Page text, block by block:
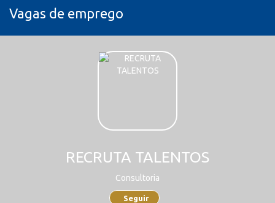
Vagas de emprego
RECRUTA TALENTOS
Consultoria
Seguir